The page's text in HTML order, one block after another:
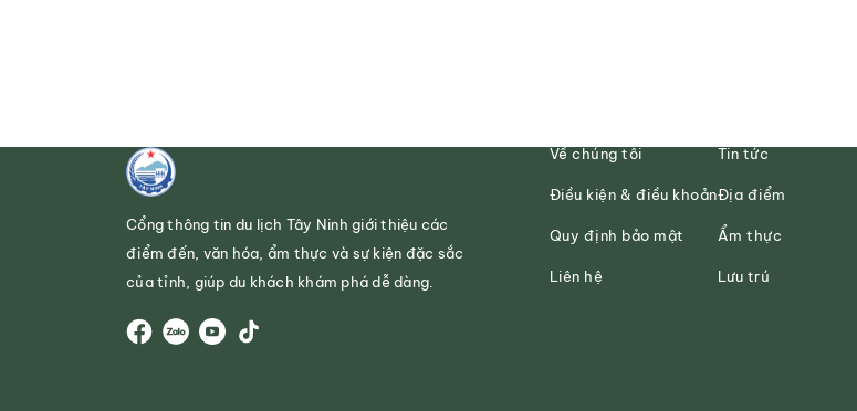
Cổng thông tin du lịch Tây Ninh giới thiệu các
điểm đến, văn hóa, ẩm thực và sự kiện đặc sắc
của tỉnh, giúp du khách khám phá dễ dàng.
Về chúng tôi
Điều kiện & điều khoản
Quy định bảo mật
Liên hệ
Tin tức
Địa điểm
Ẩm thực
Lưu trú